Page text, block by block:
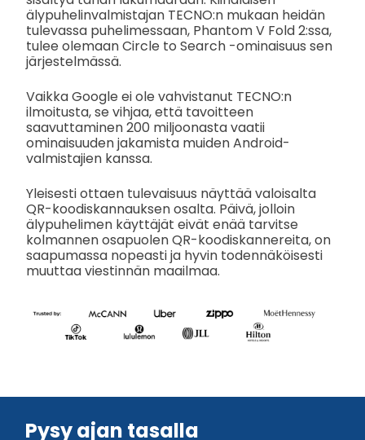
älypuhelinvalmistajan TECNO:n mukaan heidän
tulevassa puhelimessaan, Phantom V Fold 2:ssa,
tulee olemaan Circle to Search -ominaisuus sen
järjestelmässä.
Vaikka Google ei ole vahvistanut TECNO:n
ilmoitusta, se vihjaa, että tavoitteen
saavuttaminen 200 miljoonasta vaatii
ominaisuuden jakamista muiden Android-
valmistajien kanssa.
Yleisesti ottaen tulevaisuus näyttää valoisalta
QR-koodiskannauksen osalta. Päivä, jolloin
älypuhelimen käyttäjät eivät enää tarvitse
kolmannen osapuolen QR-koodiskannereita, on
saapumassa nopeasti ja hyvin todennäköisesti
muuttaa viestinnän maailmaa.
Pysy ajan tasalla